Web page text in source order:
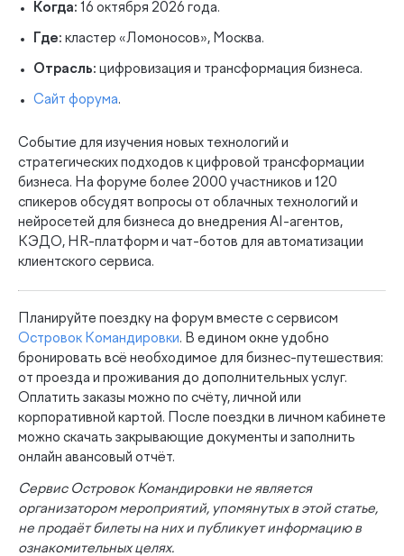
Когда: 16 октября 2026 года.
Где: кластер «Ломоносов», Москва.
Отрасль: цифровизация и трансформация бизнеса.
Сайт форума.
Событие для изучения новых технологий и
стратегических подходов к цифровой трансформации
бизнеса. На форуме более 2000 участников и 120
спикеров обсудят вопросы от облачных технологий и
нейросетей для бизнеса до внедрения AI-агентов,
КЭДО, HR-платформ и чат-ботов для автоматизации
клиентского сервиса.
Планируйте поездку на форум вместе с сервисом
Островок Командировки. В едином окне удобно
бронировать всё необходимое для бизнес-путешествия:
от проезда и проживания до дополнительных услуг.
Оплатить заказы можно по счёту, личной или
корпоративной картой. После поездки в личном кабинете
можно скачать закрывающие документы и заполнить
онлайн авансовый отчёт.
Сервис Островок Командировки не является
организатором мероприятий, упомянутых в этой статье,
не продаёт билеты на них и публикует информацию в
ознакомительных целях.